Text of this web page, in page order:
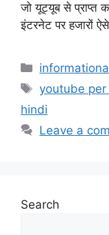
जो यूट्यूब से प्राप्त
इंटरनेट पर हजारों
Categories
Tags
youtube
hindi
Leave a
Search